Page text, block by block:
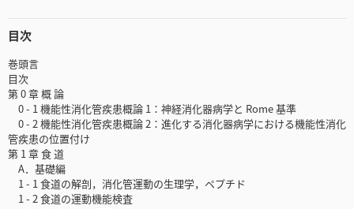
目次
巻頭言
目次
第 0 章 概 論
0 - 1 機能性消化管疾患概論 1：神経消化器病学と Rome 基準
0 - 2 機能性消化管疾患概論 2：進化する消化器病学における機能性消化
管疾患の位置付け
第 1 章 食 道
A．基礎編
1 - 1 食道の解剖，消化管運動の生理学，ペプチド
1 - 2 食道の運動機能検査